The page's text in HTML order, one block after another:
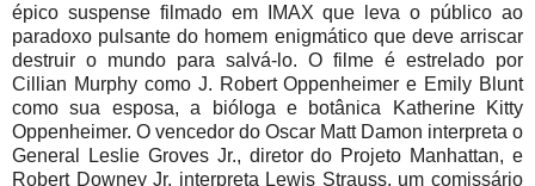
épico suspense filmado em IMAX que leva o público ao
paradoxo pulsante do homem enigmático que deve arriscar
destruir o mundo para salvá-lo. O filme é estrelado por
Cillian Murphy como J. Robert Oppenheimer e Emily Blunt
como sua esposa, a bióloga e botânica Katherine Kitty
Oppenheimer. O vencedor do Oscar Matt Damon interpreta o
General Leslie Groves Jr., diretor do Projeto Manhattan, e
Robert Downey Jr. interpreta Lewis Strauss, um comissário